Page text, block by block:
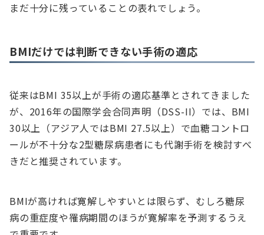
まだ十分に残っていることの表れでしょう。
BMIだけでは判断できない手術の適応
従来はBMI 35以上が手術の適応基準とされてきました
が、2016年の国際学会合同声明（DSS-II）では、BMI
30以上（アジア人ではBMI 27.5以上）で血糖コントロ
ールが不十分な2型糖尿病患者にも代謝手術を検討すべ
きだと推奨されています。
BMIが高ければ寛解しやすいとは限らず、むしろ糖尿
病の重症度や罹病期間のほうが寛解率を予測するうえ